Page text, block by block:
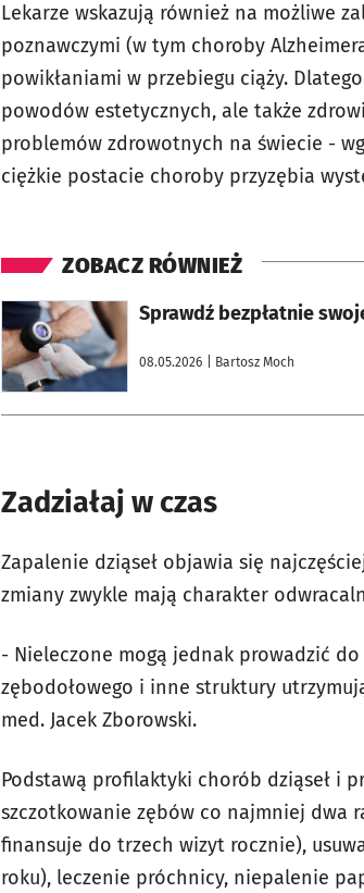
Lekarze wskazują również na możliwe
poznawczymi (w tym choroby
powikłaniami w przebiegu ciąży.
powodów estetycznych, ale także
problemów zdrowotnych na świecie -
ciężkie postacie choroby przyzębia
ZOBACZ RÓWNIEŻ
Sprawdź bezpłatnie
08.05.2026 | Bartosz Moch
otworzy się w nowej karcie
Zadziałaj w czas
Zapalenie dziąseł objawia się
zmiany zwykle mają charakter
- Nieleczone mogą jednak prowadzić
zębodołowego i inne struktury
med. Jacek Zborowski.
Podstawą profilaktyki chorób dziąseł i
szczotkowanie zębów co najmniej dwa
finansuje do trzech wizyt rocznie),
roku), leczenie próchnicy, niepalenie